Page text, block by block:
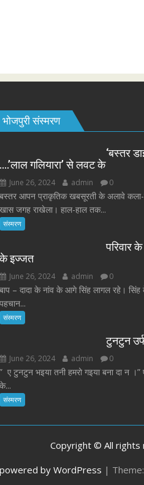
भोजपुरी संस्मरण
‘बस्तर
….’लाल गलियारा’ से लवट के
June 26, 2024 admin 0
बस्तर आपन प्राकृतिक खबसूरती के अलावे कला-
खास जगह राखेला। हाल-हाल तक...
संस्मरण
परिवार
इज्जत
June 26, 2024 admin 0
बाप – दादा के नांव के आगे सिंह लागल रहे।
पहचान...
संस्मरण
टुनटुन
June 26, 2024 admin 0
” ए टुनटुन भइया तनी हमरो गइया बना दा न ।”
के...
संस्मरण
Copyright © All rights
by WordPress |